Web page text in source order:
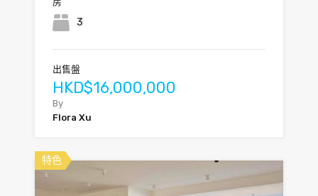
3
出售盤
HKD$16,000,000
By
Flora Xu
特色